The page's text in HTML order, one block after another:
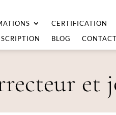
CERTIFICATION
BLOG CONTACT
et